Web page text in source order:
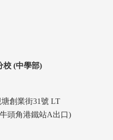
校 (中學部)
創業街31號 LT
頭角港鐵站A出口)